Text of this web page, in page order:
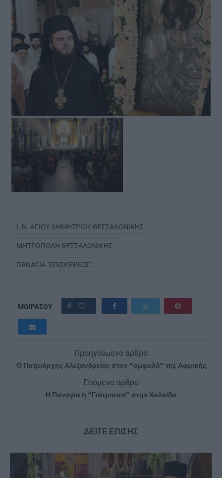
Ι. Ν. ΑΓΊΟΥ ΔΗΜΗΤΡΊΟΥ ΘΕΣΣΑΛΟΝΊΚΗΣ
ΜΗΤΡΌΠΟΛΗ ΘΕΣΣΑΛΟΝΊΚΗΣ
ΠΑΝΑΓΊΑ "ΕΠΙΣΚΈΨΕΩΣ"
ΜΟΙΡΑΣΟΥ 0
Προηγούμενο άρθρο
Ο Πατριάρχης Αλεξανδρείας στον “ομφαλό” της Αφρικής
Επόμενο άρθρο
Η Παναγία η “Γιάτρισσα” στην Χαλκίδα
ΔΕΙΤΕ ΕΠΙΣΗΣ